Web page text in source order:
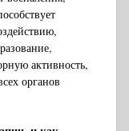
активность,
органов